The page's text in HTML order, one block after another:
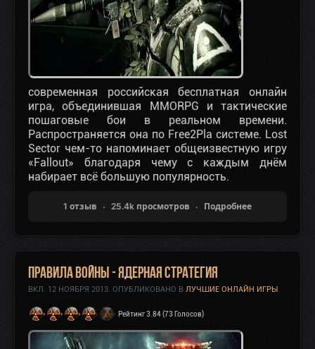
современная российская бесплатная онлайн
игра, объединившая MMORPG и тактические
пошаговые бои в реальном времени.
Распространяется она по Free2Pla системе. Lost
Sector чем-то напоминает общеизвестную игру
«Fallout» благодаря чему с каждым днём
набирает всё большую популярность.
1 отзыв 25.4k просмотров Подробнее
Правила Войны - Ядерная Стратегия
ВКЛ. 12 НОЯБРЯ 2013. ОПУБЛИКОВАНО В ЛУЧШИЕ ОНЛАЙН ИГРЫ
Рейтинг 3.84 (73 Голосов)